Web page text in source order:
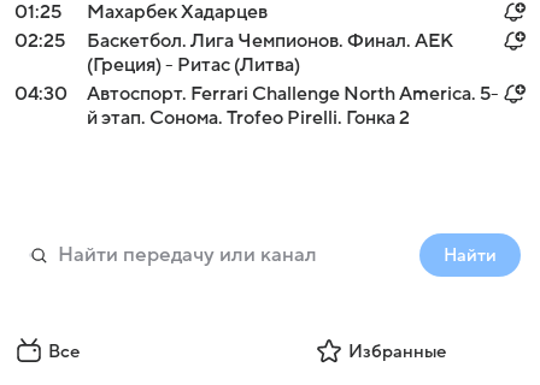
01:25
Махарбек Хадарцев
02:25
Баскетбол. Лига Чемпионов. Финал. АЕК
(Греция) - Ритас (Литва)
04:30
Автоспорт. Ferrari Challenge North America. 5-
й этап. Сонома. Trofeo Pirelli. Гонка 2
Найти
Все Избранные